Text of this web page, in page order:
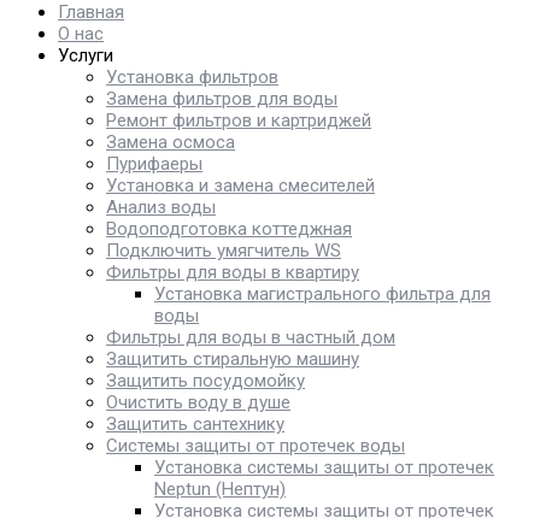
Главная
О нас
Услуги
Установка фильтров
Замена фильтров для воды
Ремонт фильтров и картриджей
Замена осмоса
Пурифаеры
Установка и замена смесителей
Анализ воды
Водоподготовка коттеджная
Подключить умягчитель WS
Фильтры для воды в квартиру
Установка магистрального фильтра для
воды
Фильтры для воды в частный дом
Защитить стиральную машину
Защитить посудомойку
Очистить воду в душе
Защитить сантехнику
Системы защиты от протечек воды
Установка системы защиты от протечек
Neptun (Нептун)
Установка системы защиты от протечек